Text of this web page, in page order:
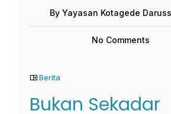
By Yayasan Kotagede
No Comments
Berita
Bukan Sekadar